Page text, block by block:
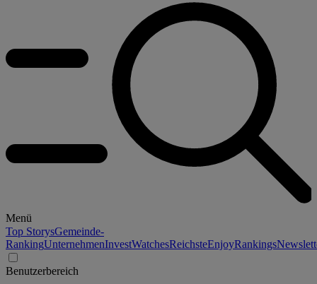
Menü
Top StorysGemeinde-
RankingUnternehmenInvestWatchesReichsteEnjoyRankings
Benutzerbereich